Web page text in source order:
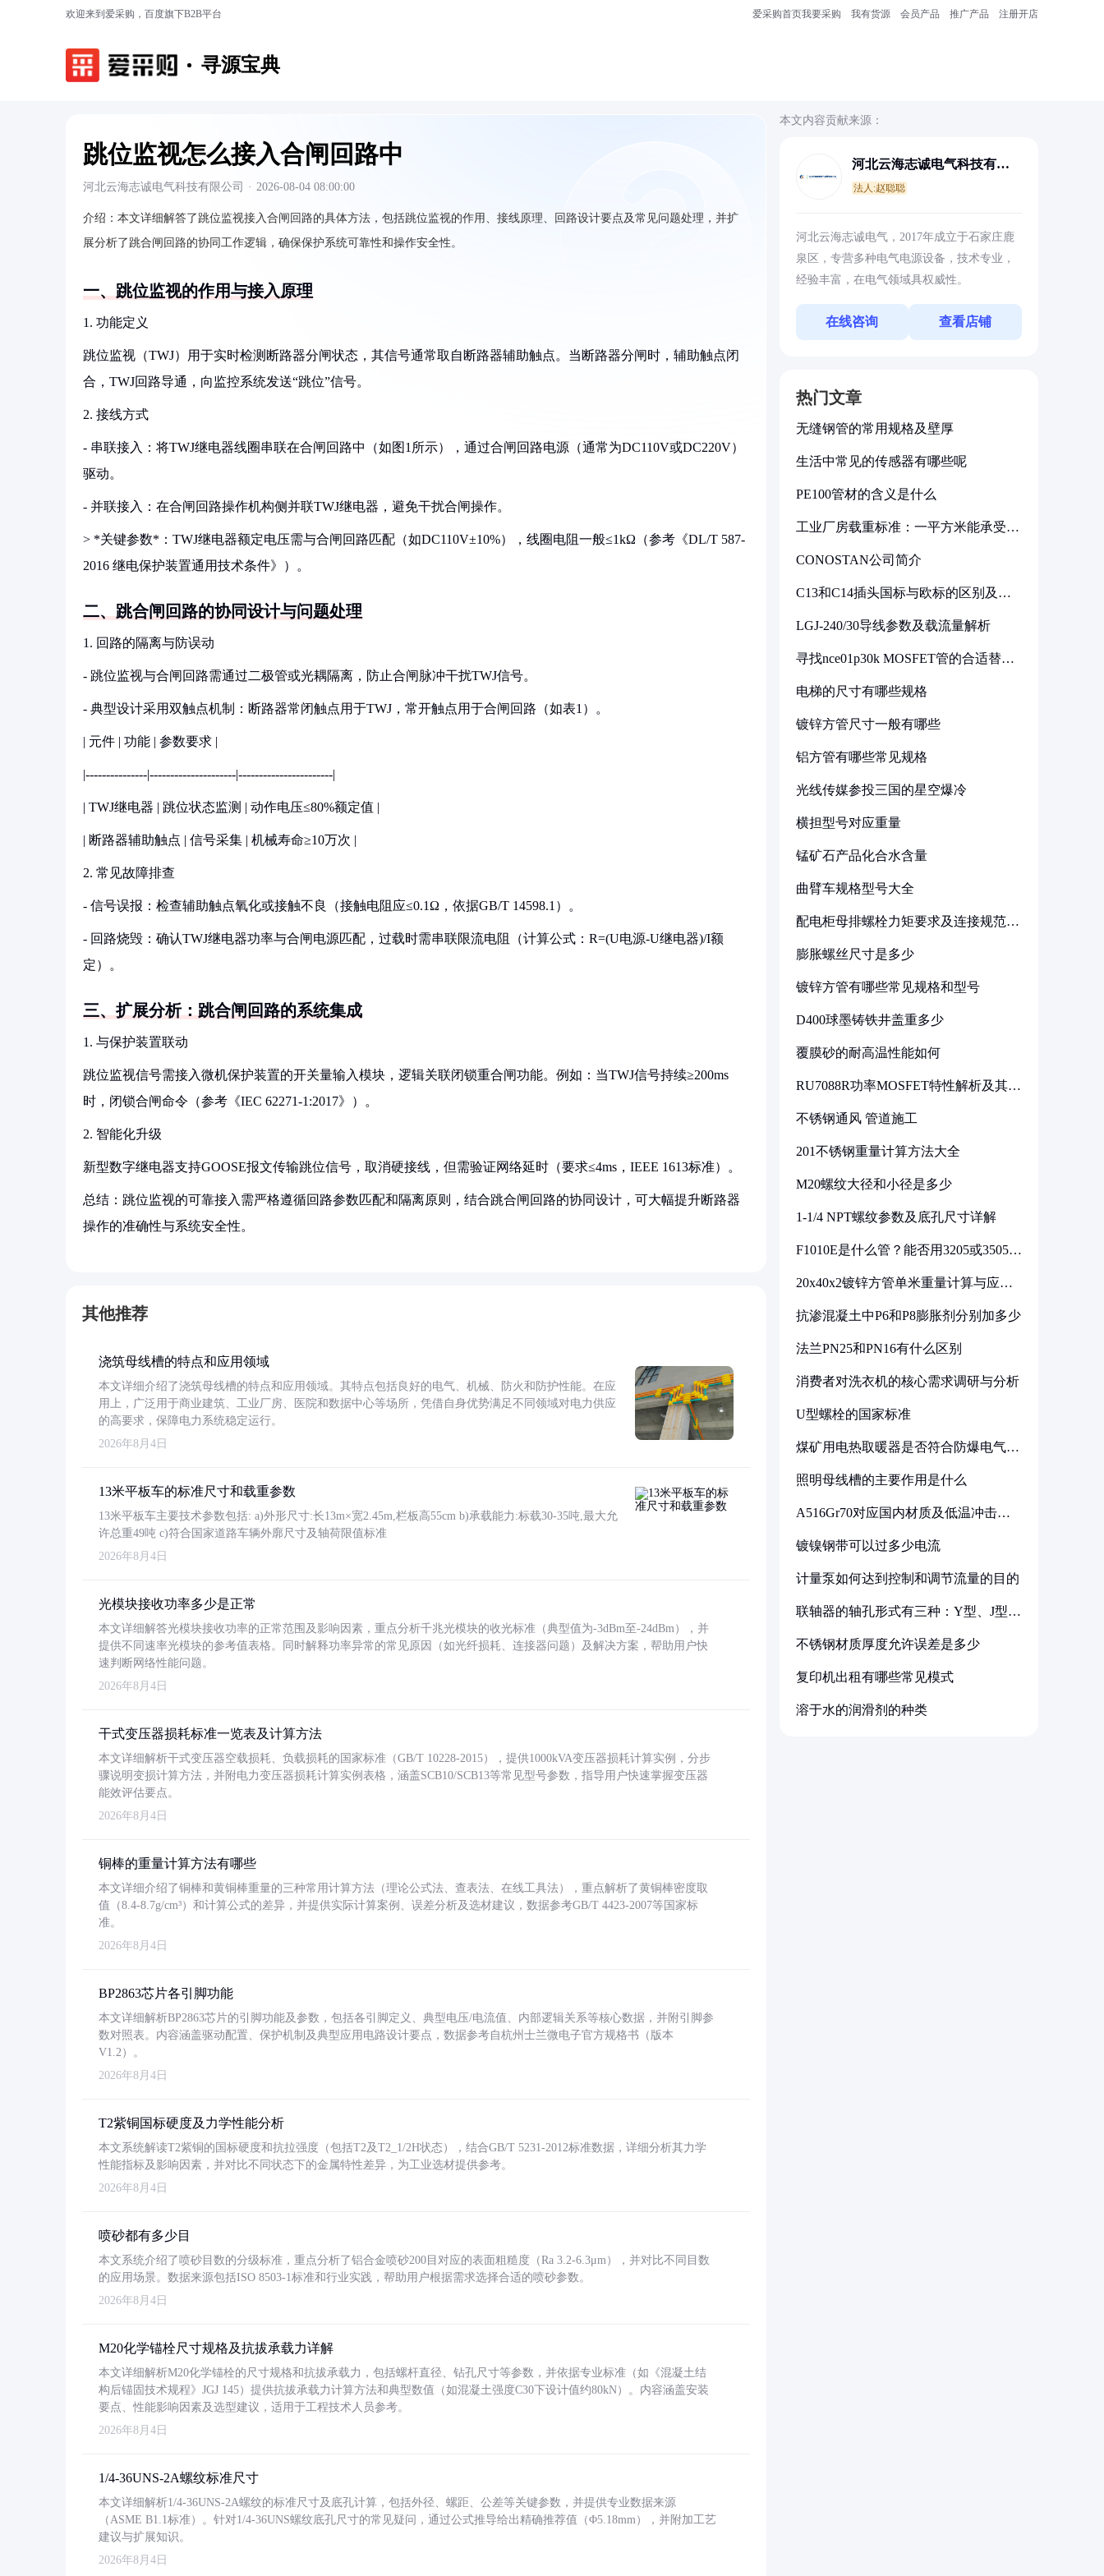
欢迎来到爱采购，百度旗下B2B平台 爱采购首页我要采购 我有货源 会员产品 推广产品 注册开店
寻源宝典
跳位监视怎么接入合闸回路中
河北云海志诚电气科技有限公司 · 2026-08-04 08:00:00
介绍： 本文详细解答了跳位监视接入合闸回路的具体方法，包括跳位监视的作用、接线原理、回路设计要点及常见问题处理，并扩
展分析了跳合闸回路的协同工作逻辑，确保保护系统可靠性和操作安全性。
一、跳位监视的作用与接入原理
1. 功能定义
跳位监视（TWJ）用于实时检测断路器分闸状态，其信号通常取自断路器辅助触点。当断路器分闸时，辅助触点闭
合，TWJ回路导通，向监控系统发送“跳位”信号。
2. 接线方式
- 串联接入：将TWJ继电器线圈串联在合闸回路中（如图1所示），通过合闸回路电源（通常为DC110V或DC220V）
驱动。
- 并联接入：在合闸回路操作机构侧并联TWJ继电器，避免干扰合闸操作。
> *关键参数*：TWJ继电器额定电压需与合闸回路匹配（如DC110V±10%），线圈电阻一般≤1kΩ（参考《DL/T 587-
2016 继电保护装置通用技术条件》）。
二、跳合闸回路的协同设计与问题处理
1. 回路的隔离与防误动
- 跳位监视与合闸回路需通过二极管或光耦隔离，防止合闸脉冲干扰TWJ信号。
- 典型设计采用双触点机制：断路器常闭触点用于TWJ，常开触点用于合闸回路（如表1）。
| 元件 | 功能 | 参数要求 |
|---------------|---------------------|-----------------------|
| TWJ继电器 | 跳位状态监测 | 动作电压≤80%额定值 |
| 断路器辅助触点 | 信号采集 | 机械寿命≥10万次 |
2. 常见故障排查
- 信号误报：检查辅助触点氧化或接触不良（接触电阻应≤0.1Ω，依据GB/T 14598.1）。
- 回路烧毁：确认TWJ继电器功率与合闸电源匹配，过载时需串联限流电阻（计算公式：R=(U电源-U继电器)/I额
定）。
三、扩展分析：跳合闸回路的系统集成
1. 与保护装置联动
跳位监视信号需接入微机保护装置的开关量输入模块，逻辑关联闭锁重合闸功能。例如：当TWJ信号持续≥200ms
时，闭锁合闸命令（参考《IEC 62271-1:2017》）。
2. 智能化升级
新型数字继电器支持GOOSE报文传输跳位信号，取消硬接线，但需验证网络延时（要求≤4ms，IEEE 1613标准）。
总结：跳位监视的可靠接入需严格遵循回路参数匹配和隔离原则，结合跳合闸回路的协同设计，可大幅提升断路器
操作的准确性与系统安全性。
其他推荐
浇筑母线槽的特点和应用领域
本文详细介绍了浇筑母线槽的特点和应用领域。其特点包括良好的电气、机械、防火和防护性能。在应
用上，广泛用于商业建筑、工业厂房、医院和数据中心等场所，凭借自身优势满足不同领域对电力供应
的高要求，保障电力系统稳定运行。
2026年8月4日
13米平板车的标准尺寸和载重参数
13米平板车主要技术参数包括: a)外形尺寸:长13m×宽2.45m,栏板高55cm b)承载能力:标载30-35吨,最大允
许总重49吨 c)符合国家道路车辆外廓尺寸及轴荷限值标准
2026年8月4日
光模块接收功率多少是正常
本文详细解答光模块接收功率的正常范围及影响因素，重点分析千兆光模块的收光标准（典型值为-3dBm至-24dBm），并
提供不同速率光模块的参考值表格。同时解释功率异常的常见原因（如光纤损耗、连接器问题）及解决方案，帮助用户快
速判断网络性能问题。
2026年8月4日
干式变压器损耗标准一览表及计算方法
本文详细解析干式变压器空载损耗、负载损耗的国家标准（GB/T 10228-2015），提供1000kVA变压器损耗计算实例，分步
骤说明变损计算方法，并附电力变压器损耗计算实例表格，涵盖SCB10/SCB13等常见型号参数，指导用户快速掌握变压器
能效评估要点。
2026年8月4日
铜棒的重量计算方法有哪些
本文详细介绍了铜棒和黄铜棒重量的三种常用计算方法（理论公式法、查表法、在线工具法），重点解析了黄铜棒密度取
值（8.4-8.7g/cm³）和计算公式的差异，并提供实际计算案例、误差分析及选材建议，数据参考GB/T 4423-2007等国家标
准。
2026年8月4日
BP2863芯片各引脚功能
本文详细解析BP2863芯片的引脚功能及参数，包括各引脚定义、典型电压/电流值、内部逻辑关系等核心数据，并附引脚参
数对照表。内容涵盖驱动配置、保护机制及典型应用电路设计要点，数据参考自杭州士兰微电子官方规格书（版本
V1.2）。
2026年8月4日
T2紫铜国标硬度及力学性能分析
本文系统解读T2紫铜的国标硬度和抗拉强度（包括T2及T2_1/2H状态），结合GB/T 5231-2012标准数据，详细分析其力学
性能指标及影响因素，并对比不同状态下的金属特性差异，为工业选材提供参考。
2026年8月4日
喷砂都有多少目
本文系统介绍了喷砂目数的分级标准，重点分析了铝合金喷砂200目对应的表面粗糙度（Ra 3.2-6.3μm），并对比不同目数
的应用场景。数据来源包括ISO 8503-1标准和行业实践，帮助用户根据需求选择合适的喷砂参数。
2026年8月4日
M20化学锚栓尺寸规格及抗拔承载力详解
本文详细解析M20化学锚栓的尺寸规格和抗拔承载力，包括螺杆直径、钻孔尺寸等参数，并依据专业标准（如《混凝土结
构后锚固技术规程》JGJ 145）提供抗拔承载力计算方法和典型数值（如混凝土强度C30下设计值约80kN）。内容涵盖安装
要点、性能影响因素及选型建议，适用于工程技术人员参考。
2026年8月4日
1/4-36UNS-2A螺纹标准尺寸
本文详细解析1/4-36UNS-2A螺纹的标准尺寸及底孔计算，包括外径、螺距、公差等关键参数，并提供专业数据来源
（ASME B1.1标准）。针对1/4-36UNS螺纹底孔尺寸的常见疑问，通过公式推导给出精确推荐值（Φ5.18mm），并附加工艺
建议与扩展知识。
2026年8月4日
本文内容贡献来源：
河北云海志诚电气科技有限
法人:赵聪聪
河北云海志诚电气，2017年成立于石家庄鹿
泉区，专营多种电气电源设备，技术专业，
经验丰富，在电气领域具权威性。
在线咨询 查看店铺
热门文章
无缝钢管的常用规格及壁厚
生活中常见的传感器有哪些呢
PE100管材的含义是什么
工业厂房载重标准：一平方米能承受多
CONOSTAN公司简介
C13和C14插头国标与欧标的区别及其
LGJ-240/30导线参数及载流量解析
寻找nce01p30k MOSFET管的合适替代
电梯的尺寸有哪些规格
镀锌方管尺寸一般有哪些
铝方管有哪些常见规格
光线传媒参投三国的星空爆冷
横担型号对应重量
锰矿石产品化合水含量
曲臂车规格型号大全
配电柜母排螺栓力矩要求及连接规范详
膨胀螺丝尺寸是多少
镀锌方管有哪些常见规格和型号
D400球墨铸铁井盖重多少
覆膜砂的耐高温性能如何
RU7088R功率MOSFET特性解析及其在
不锈钢通风 管道施工
201不锈钢重量计算方法大全
M20螺纹大径和小径是多少
1-1/4 NPT螺纹参数及底孔尺寸详解
F1010E是什么管？能否用3205或3505代
20x40x2镀锌方管单米重量计算与应用
抗渗混凝土中P6和P8膨胀剂分别加多少
法兰PN25和PN16有什么区别
消费者对洗衣机的核心需求调研与分析
U型螺栓的国家标准
煤矿用电热取暖器是否符合防爆电气设
照明母线槽的主要作用是什么
A516Gr70对应国内材质及低温冲击要
镀镍钢带可以过多少电流
计量泵如何达到控制和调节流量的目的
联轴器的轴孔形式有三种：Y型、J型、
不锈钢材质厚度允许误差是多少
复印机出租有哪些常见模式
溶于水的润滑剂的种类